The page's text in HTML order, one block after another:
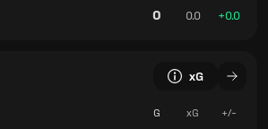
0 0.0 +0.0
xG
G xG +/-